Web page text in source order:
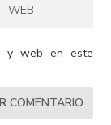
y web en este